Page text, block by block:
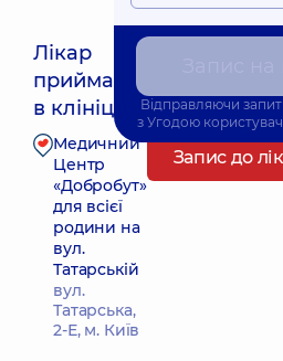
Лікар
приймає
в клініці
Найближчий час
Медичний
Центр
«Добробут»
для всієї
родини на
вул.
Татарській
вул.
Татарська,
2-Е, м. Київ
Запис до
Відправляючи
з Угодою